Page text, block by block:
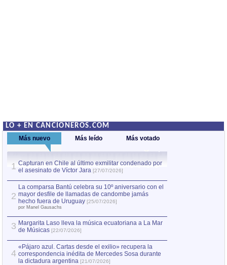
LO + EN CANCIONEROS.COM
Más nuevo Más leído Más votado
1 Capturan en Chile al último exmilitar condenado por
el asesinato de Víctor Jara [27/07/2026]
2
La comparsa Bantú celebra su 10º aniversario con el
mayor desfile de llamadas de candombe jamás
hecho fuera de Uruguay [25/07/2026]
por Manel Gausachs
3 Margarita Laso lleva la música ecuatoriana a La Mar
de Músicas [22/07/2026]
4
«Pájaro azul. Cartas desde el exilio» recupera la
correspondencia inédita de Mercedes Sosa durante
la dictadura argentina [21/07/2026]